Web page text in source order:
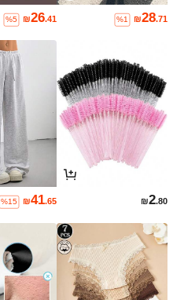
₪28.71
%1
₪26.41
%5
₪2.80
₪41.65
%15